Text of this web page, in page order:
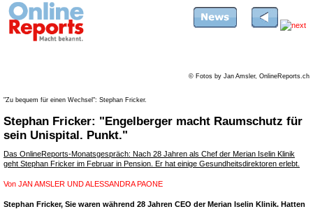
© Fotos by Jan Amsler, OnlineReports.ch
"Zu bequem für einen Wechsel": Stephan Fricker.
Stephan Fricker: "Engelberger macht Raumschutz für
sein Unispital. Punkt."
Das OnlineReports-Monatsgespräch: Nach 28 Jahren als Chef der Merian Iselin Klinik
geht Stephan Fricker im Februar in Pension. Er hat einige Gesundheitsdirektoren erlebt.
Von JAN AMSLER UND ALESSANDRA PAONE
Stephan Fricker, Sie waren während 28 Jahren CEO der Merian Iselin Klinik. Hatten